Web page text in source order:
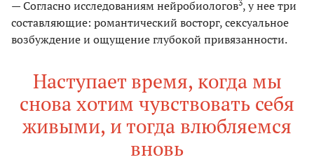
— Согласно исследованиям нейробиологов3, у нее три
составляющие: романтический восторг, сексуальное
возбуждение и ощущение глубокой привязанности.
Наступает время, когда мы
снова хотим чувствовать себя
живыми, и тогда влюбляемся
вновь